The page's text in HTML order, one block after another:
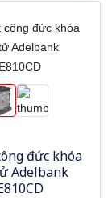
đức khóa
Adelbank